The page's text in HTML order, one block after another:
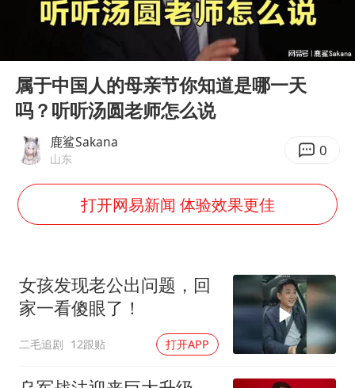
黄金牛市回来了吗
酒店花洒现排泄物住客索赔遭拒
杭州全市有序停课
上四休三，但降薪1000元，你接受吗？
36岁男演员成景区NPC后人气爆棚
全民健身事业高质量发展
几元成本的AI广告导致千万市值蒸发
乐享全民健身 共筑健康中国
Play
属于中国人的母亲节你知道是哪一天
吗？听听汤圆老师怎么说
鹿鲨Sakana
山东 0
打开网易新闻 体验效果更佳
女孩发现老公出问题，回
家一看傻眼了！
二毛追剧 12跟贴 打开APP